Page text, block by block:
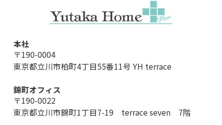
本社
〒190-0004
東京都立川市柏町4丁目55番11号 YH terrace
錦町オフィス
〒190-0022
東京都立川市錦町1丁目7-19 terrace seven 7階